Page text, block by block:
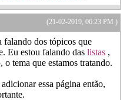
(21-02-2019, 06:23 PM )
falando dos tópicos que
Eu estou falando das listas ,
tema que estamos tratando.
essa página então,